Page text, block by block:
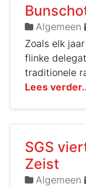
Algemeen
Zoals elk
flinke
traditionele
Lees
SGS
Zeist
Algemeen